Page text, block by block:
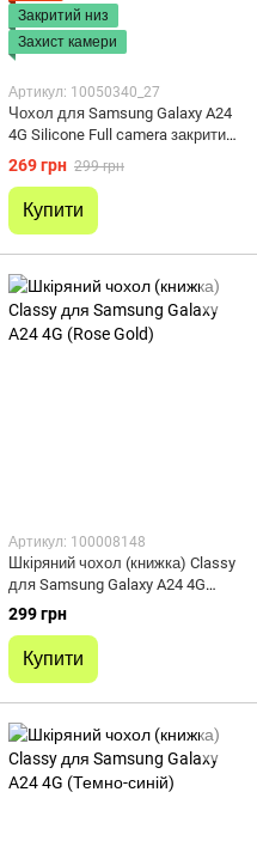
Закритий низ
Захист камери
Артикул: 10050340_27
Чохол для Samsung Galaxy A24
4G Silicone Full camera закритий
низ + захист камери Рожевий /
Pink Sand
269 грн 299 грн
Купити
Артикул: 100008148
Шкіряний чохол (книжка) Classy
для Samsung Galaxy A24 4G
(Rose Gold)
299 грн
Купити